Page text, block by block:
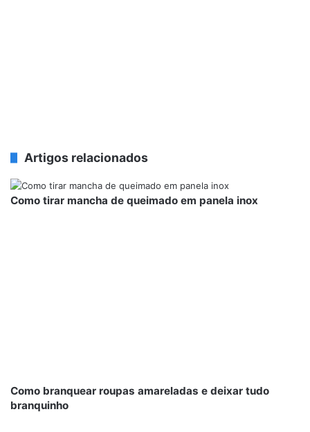
Artigos relacionados
Como tirar mancha de queimado em panela inox
Como branquear roupas amareladas e deixar tudo
branquinho